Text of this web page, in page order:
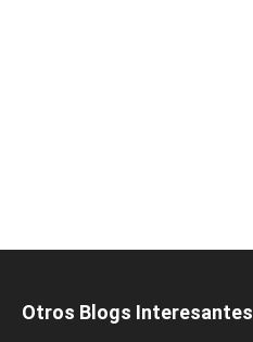
Otros Blogs Interesantes